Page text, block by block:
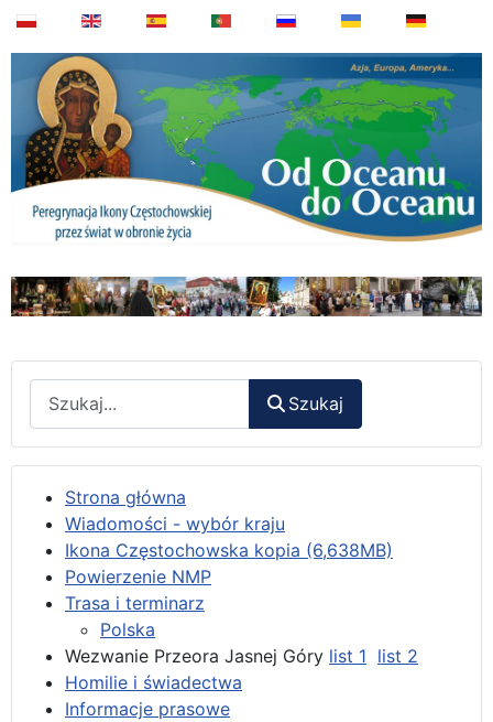
Szukaj
Strona główna
Wiadomości - wybór kraju
Ikona Częstochowska kopia (6,638MB)
Powierzenie NMP
Trasa i terminarz
Polska
Wezwanie Przeora Jasnej Góry list 1 list 2
Homilie i świadectwa
Informacje prasowe